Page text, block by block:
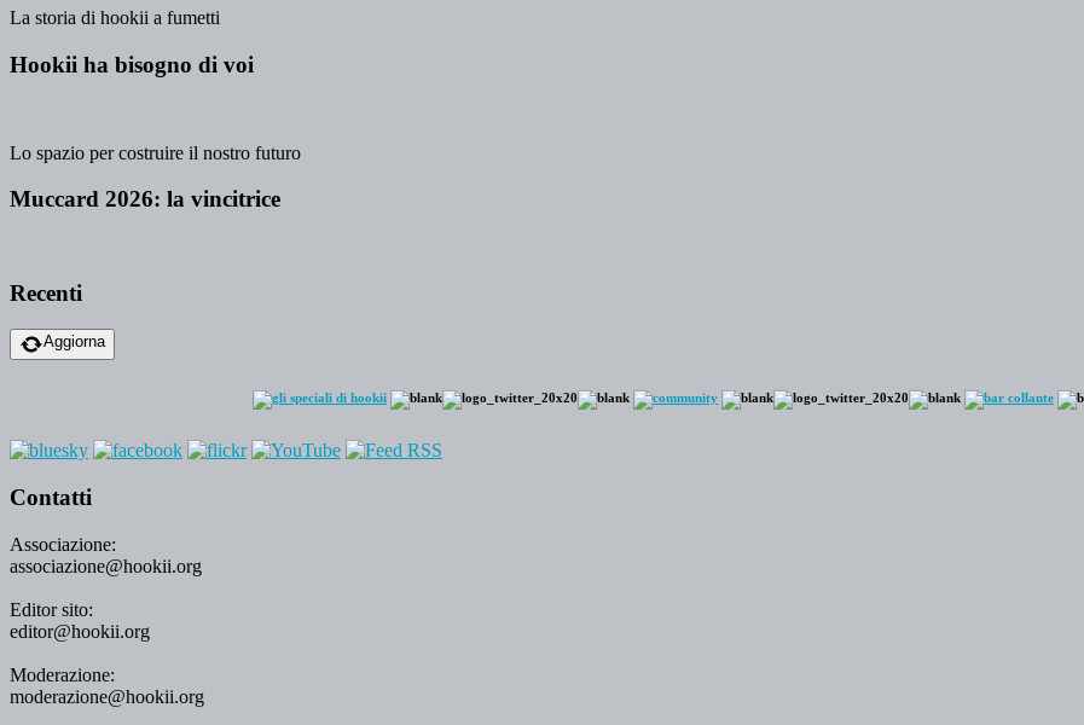
La storia di hookii a fumetti
Hookii ha bisogno di voi
Lo spazio per costruire il nostro futuro
Muccard 2026: la vincitrice
Recenti
Aggiorna
Contatti
Associazione:
associazione@hookii.org
Editor sito:
editor@hookii.org
Moderazione:
moderazione@hookii.org